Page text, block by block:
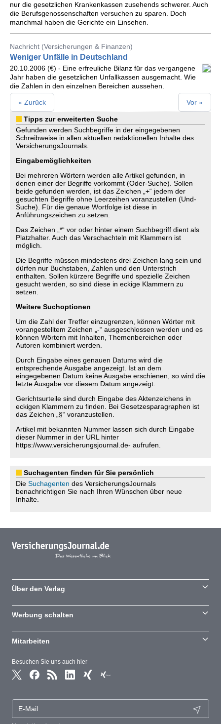
nur die gesetzlichen Krankenkassen zusehends schwerer. Auch
die Berufsgenossenschaften versuchen zu sparen. Doch
manchmal haben die Gerichte ein Einsehen.
Nachricht (Versicherungen & Finanzen)
Weniger Unfälle in Deutschland
20.10.2006 (€) - Eine erfreuliche Bilanz für das vergangene
Jahr haben die gesetzlichen Unfallkassen ausgemacht. Wie
die Zahlen in den einzelnen Bereichen aussehen.
« Zurück Vor »
Tipps zur erweiterten Suche
Gefunden werden Suchbegriffe in der eingegebenen
Schreibweise in allen aktuellen redaktionellen Inhalte des
VersicherungsJournals.
Eingabemöglichkeiten
Bei mehreren Wörtern werden alle Artikel gefunden, in
denen einer der Begriffe vorkommt (Oder-Suche). Sollen
beide gefunden werden, ist das Zeichen „+“ jedem der
gesuchten Begriffe ohne Leerzeihen voranzustellen (Und-
Suche). Für die genaue Wortfolge ist diese in
Anführungszeichen zu setzen.
Das Zeichen „*“ vor oder hinter einem Suchbegriff dient als
Platzhalter. Auch das Verschachteln mit Klammern ist
möglich.
Die Begriffe müssen mindestens drei Zeichen lang sein und
dürfen nur Buchstaben, Zahlen und den Unterstrich
enthalten. Sollen kürzere Begriffe und spezielle Zeichen
gesucht werden, so sind diese in eckige Klammern zu
setzen.
Weitere Suchoptionen
Um die Zahl der Treffer einzugrenzen, können Wörter mit
vorangestelltem Zeichen „-“ ausgeschlossen werden und es
können Wörtern mit Inhalten, Themenbereichen oder
Autoren kombiniert werden.
Durch Eingabe eines genauen Datums wird die
entsprechende Ausgabe angezeigt. Ist an dem
eingegebenen Datum keine Ausgabe erschienen, so wird die
letzte Ausgabe vor diesem Datum angezeigt.
Gerichtsurteile sind durch Eingabe des Aktenzeichens in
eckigen Klammern zu finden. Bei Gesetzesparagraphen ist
das Zeichen „§“ voranzustellen.
Artikel mit bekannten Nummer lassen sich durch Eingabe
dieser Nummer in der URL hinter
https://www.versicherungsjournal.de- aufrufen.
Suchagenten finden für Sie persönlich
Die Suchagenten des VersicherungsJournals
benachrichtigen Sie nach Ihren Wünschen über neue
Inhalte.
Besuchen Sie uns auch hier
Über den Verlag
Werbung schalten
Mitarbeiten